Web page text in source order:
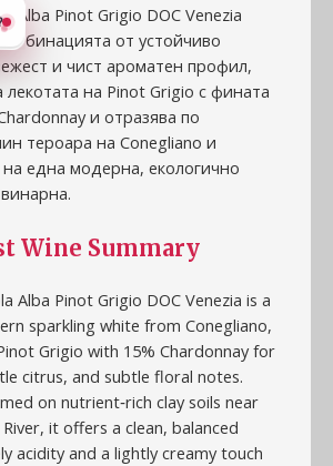
Alba Pinot Grigio DOC Venezia
от устойчиво
и чист ароматен профил,
лекотата на Pinot Grigio с фината
и отразява по
тероара на Conegliano и
една модерна, екологично
Wine Summary
Alba Pinot Grigio DOC Venezia is a
sparkling white from Conegliano,
Grigio with 15% Chardonnay for
citrus, and subtle floral notes.
on nutrient‑rich clay soils near
it offers a clean, balanced
acidity and a lightly creamy touch